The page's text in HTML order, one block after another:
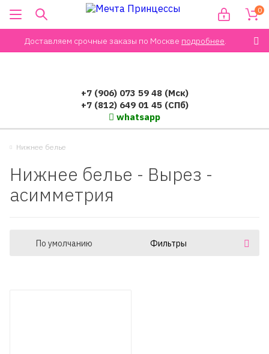
Доставляем срочные заказы по Москве подробнее.
0
+7 (906) 073 59 48 (Мск)
+7 (812) 649 01 45 (СПб)
whatsapp
Нижнее белье
Нижнее белье - Вырез -
асимметрия
По умолчанию Фильтры